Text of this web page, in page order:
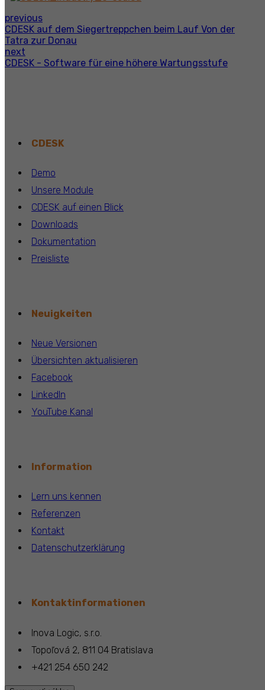
previous
CDESK auf dem Siegertreppchen beim Lauf Von der
Tatra zur Donau
next
CDESK - Software für eine höhere Wartungsstufe
CDESK
Demo
Unsere Module
CDESK auf einen Blick
Downloads
Dokumentation
Preisliste
Neuigkeiten
Neue Versionen
Übersichten aktualisieren
Facebook
LinkedIn
YouTube Kanal
Information
Lern uns kennen
Referenzen
Kontakt
Datenschutzerklärung
Kontaktinformationen
Inova Logic, s.r.o.
Topoľová 2, 811 04 Bratislava
+421 254 650 242